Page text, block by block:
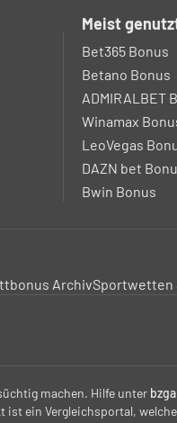
Meist
Bet365 Bonus
Betano Bonus
ADMIRALBET
Winamax
LeoVegas
DAZN bet
Bwin Bonus
ArchivSportwetten
machen. Hilfe unter
ist ein Vergleichsportal,